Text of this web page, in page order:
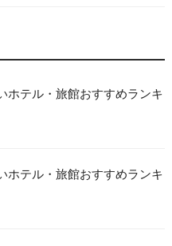
ホテル・旅館おすすめランキ
ホテル・旅館おすすめランキ